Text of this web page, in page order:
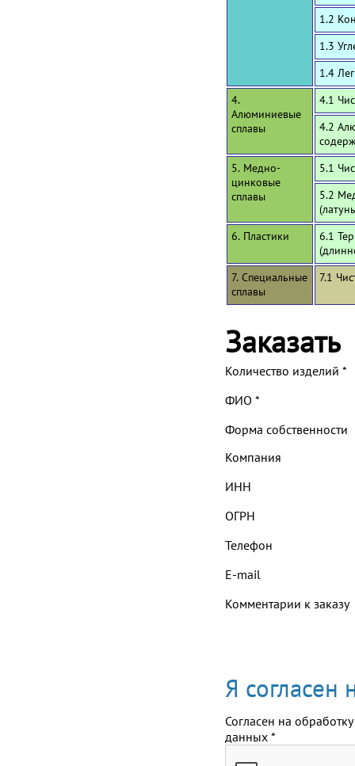
1.2
1.3
1.4
4.
Алюминиевые
сплавы
4.1
4.2
5. Медно-
цинковые
сплавы
5.1
5.2
6. Пластики
6.1
7. Специальные
сплавы
7.1
Заказать
Количество изделий *
ФИО *
Форма собственности
Компания
ИНН
ОГРН
Телефон
E-mail
Комментарии к заказу
Я согласен
Согласен на обработку
данных *